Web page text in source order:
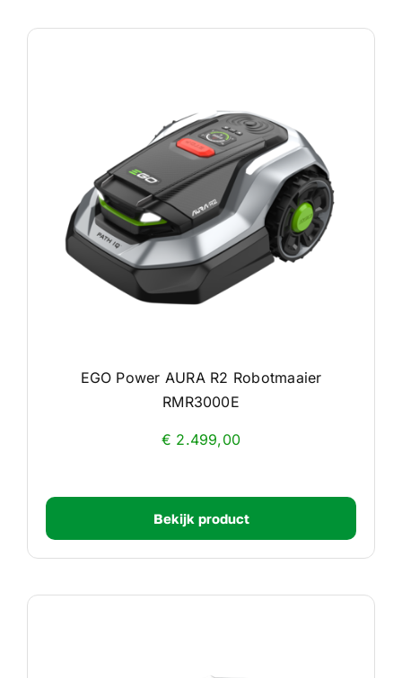
EGO Power AURA R2 Robotmaaier
RMR3000E
€ 2.499,00
Bekijk product